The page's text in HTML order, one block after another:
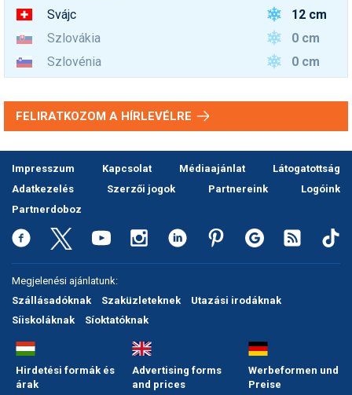
Svájc
12 cm
Szlovákia
0 cm
Szlovénia
0 cm
FELIRATKOZOM A HÍRLEVÉLRE
Impresszum Kapcsolat Médiaajánlat
Látogatottság
Adatkezelés
Szerzői jogok Partnereink
Logóink
Partnerdoboz
Megjelenési ajánlatunk:
Szállásadóknak
Szaküzleteknek
Utazási irodáknak
Síiskoláknak
Síoktatóknak
Hirdetési formák és
árak
Advertising forms
and prices
Werbeformen und
Preise